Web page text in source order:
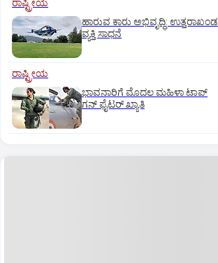
ರಾಷ್ಟ್ರೀಯ
ಹಾರುವ ಕಾರು ಅಭಿವೃದ್ಧಿ: ಉತ್ತರಾಖಂಡ
ವ್ಯಕ್ತಿ ಸಾಧನೆ
ರಾಷ್ಟ್ರೀಯ
ಭಾವನಾರಿಗೆ ಮೊದಲ ಮಹಿಳಾ ಟಾಪ್‌
ಗನ್‌ ಫೈಟರ್‌ ಖ್ಯಾತಿ